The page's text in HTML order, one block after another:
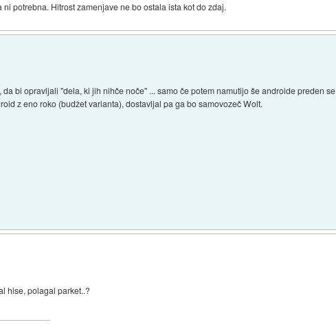
potrebna. Hitrost zamenjave ne bo ostala ista kot do zdaj.
bi opravljali "dela, ki jih nihče noče" ... samo če potem namutijo še androide preden se
z eno roko (budžet varianta), dostavljal pa ga bo samovozeč Wolt.
hise, polagal parket..?